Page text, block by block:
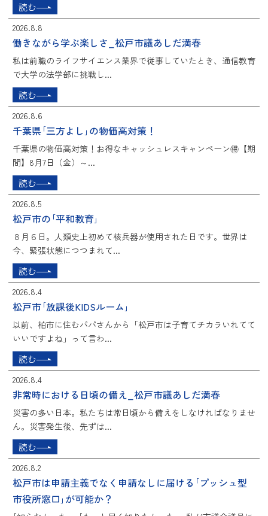
読む
2026.8.8
働きながら学ぶ楽しさ_松戸市議あしだ満春
私は前職のライフサイエンス業界で従事していたとき、通信教育
で大学の法学部に挑戦し...
読む
2026.8.6
千葉県｢三方よし｣の物価高対策！
千葉県の物価高対策！お得なキャッシュレスキャンペーン🉐【期
間】8月7日（金）～...
読む
2026.8.5
松戸市の｢平和教育｣
８月６日。人類史上初めて核兵器が使用された日です。世界は
今、緊張状態につつまれて...
読む
2026.8.4
松戸市｢放課後KIDSルーム｣
以前、柏市に住むパパさんから「松戸市は子育てチカラいれてて
いいですよね」って言わ...
読む
2026.8.4
非常時における日頃の備え_松戸市議あしだ満春
災害の多い日本。私たちは常日頃から備えをしなければなりませ
ん。災害発生後、先ずは...
読む
2026.8.2
松戸市は申請主義でなく申請なしに届ける｢プッシュ型
市役所窓口｣が可能か？